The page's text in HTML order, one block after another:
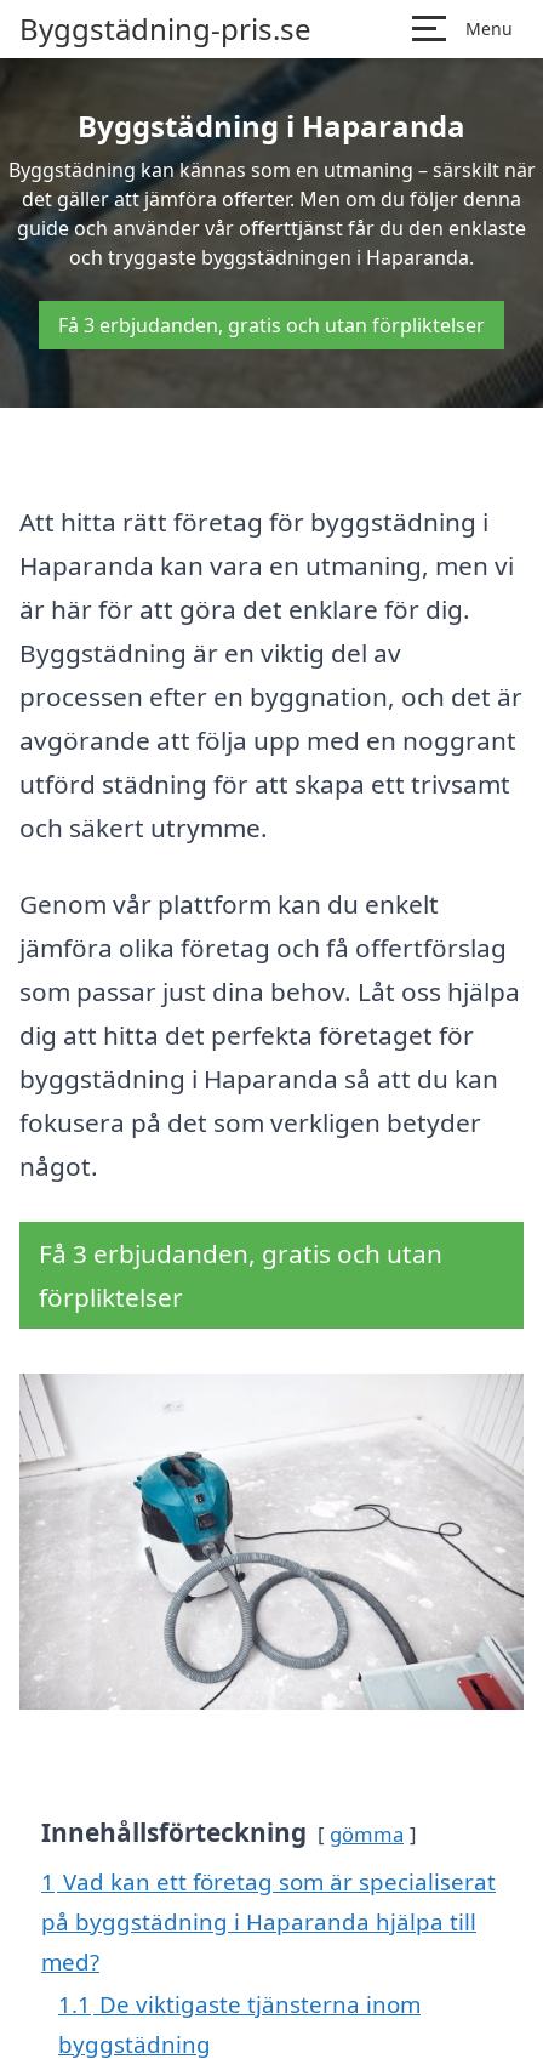
Byggstädning-pris.se Menu
Byggstädning i Haparanda
Byggstädning kan kännas som en utmaning – särskilt när
det gäller att jämföra offerter. Men om du följer denna
guide och använder vår offerttjänst får du den enklaste
och tryggaste byggstädningen i Haparanda.
Få 3 erbjudanden, gratis och utan förpliktelser
Att hitta rätt företag för byggstädning i
Haparanda kan vara en utmaning, men vi
är här för att göra det enklare för dig.
Byggstädning är en viktig del av
processen efter en byggnation, och det är
avgörande att följa upp med en noggrant
utförd städning för att skapa ett trivsamt
och säkert utrymme.
Genom vår plattform kan du enkelt
jämföra olika företag och få offertförslag
som passar just dina behov. Låt oss hjälpa
dig att hitta det perfekta företaget för
byggstädning i Haparanda så att du kan
fokusera på det som verkligen betyder
något.
Få 3 erbjudanden, gratis och utan
förpliktelser
Innehållsförteckning gömma
1 Vad kan ett företag som är specialiserat
på byggstädning i Haparanda hjälpa till
med?
1.1 De viktigaste tjänsterna inom
byggstädning